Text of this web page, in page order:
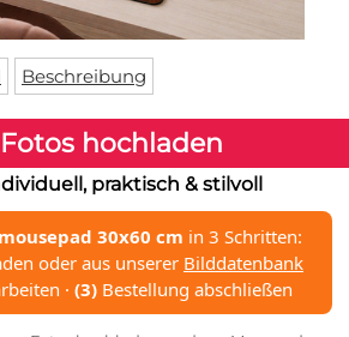
Beschreibung
Fotos hochladen
praktisch & stilvoll
mousepad 30x60 cm in 3 Schritten:
oder aus unserer Bilddatenbank
· (3) Bestellung abschließen